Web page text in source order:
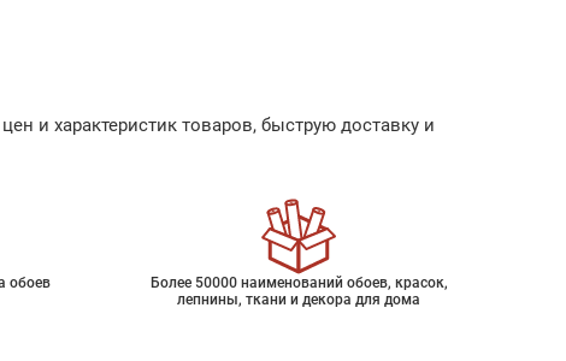
и характеристик товаров, быструю доставку и
обоев
Более 50000 наименований обоев, красок,
лепнины, ткани и декора для дома